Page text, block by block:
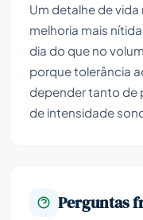
Um detalhe de
melhoria mais
dia do que no
porque tolerância
depender tanto de
de intensidade
Perguntas